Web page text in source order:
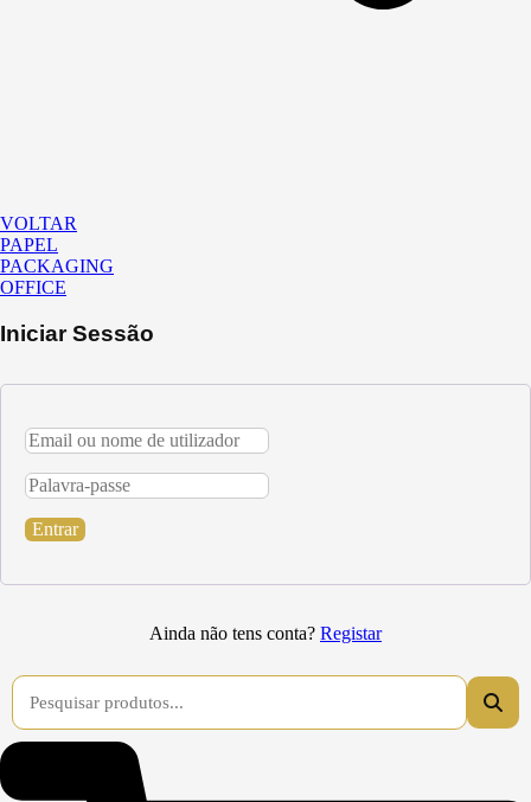
VOLTAR
PAPEL
PACKAGING
OFFICE
Iniciar Sessão
Entrar
Ainda não tens conta? Registar